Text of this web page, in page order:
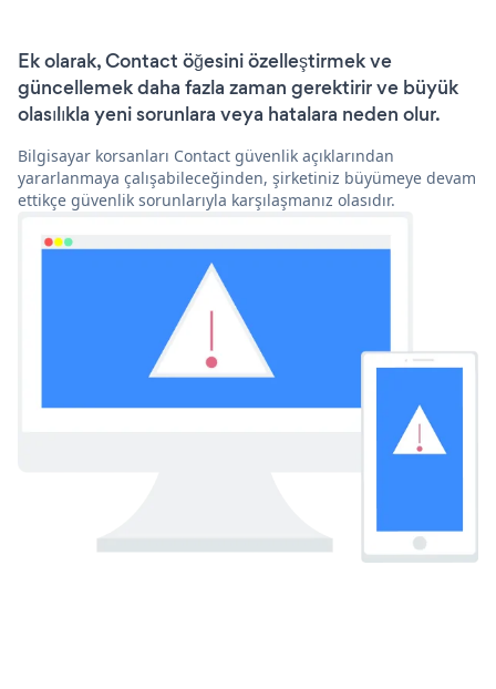
Ek olarak, Contact öğesini özelleştirmek ve
güncellemek daha fazla zaman gerektirir ve büyük
olasılıkla yeni sorunlara veya hatalara neden olur.
Bilgisayar korsanları Contact güvenlik açıklarından
yararlanmaya çalışabileceğinden, şirketiniz büyümeye devam
ettikçe güvenlik sorunlarıyla karşılaşmanız olasıdır.